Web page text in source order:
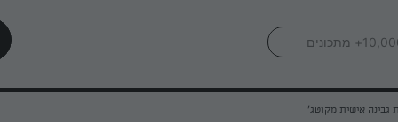
גבינה אישית מקוטג'